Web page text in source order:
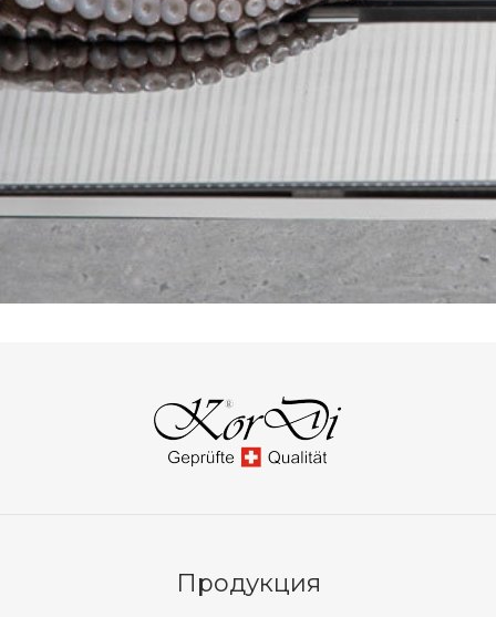
Продукция